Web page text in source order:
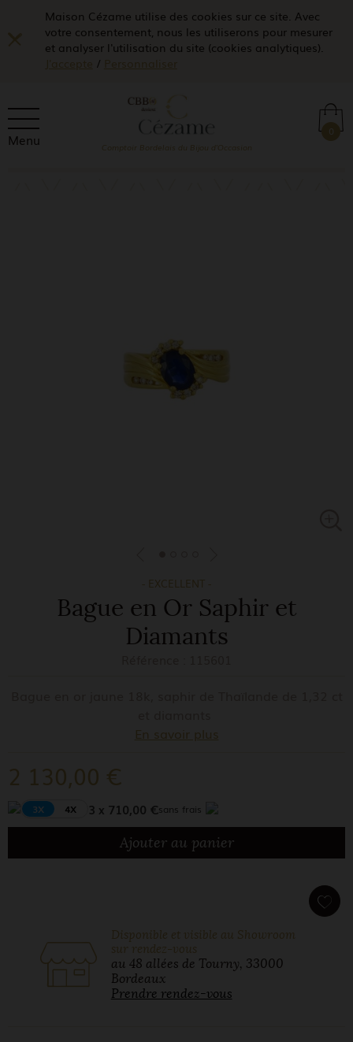
Maison Cézame utilise des cookies sur ce site. Avec
votre consentement, nous les utiliserons pour mesurer
et analyser l'utilisation du site (cookies analytiques).
/
Menu 0
Comptoir Bordelais du Bijou d'Occasion
- EXCELLENT -
Bague en Or Saphir et
Diamants
En savoir plus
2 130,00 €
3X 4X 3 x 710,00 €sans frais
Ajouter au panier
Disponible et visible au Showroom
sur rendez-vous
au 48 allées de Tourny, 33000
Bordeaux
Prendre rendez-vous